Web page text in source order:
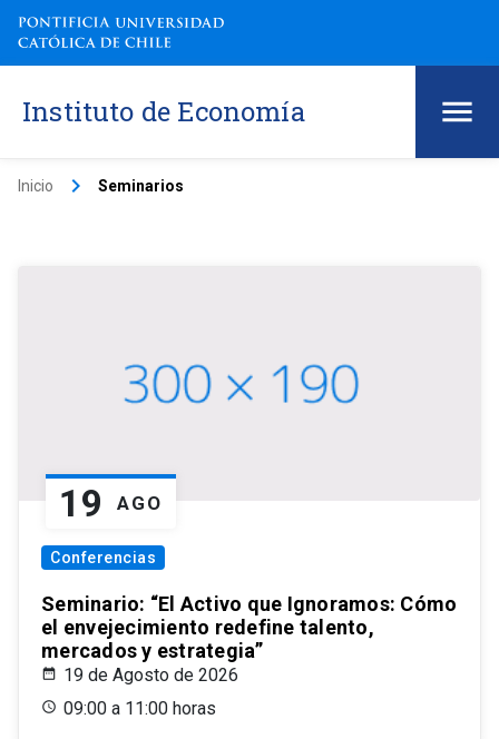
Instituto de Economía
Inicio keyboard_arrow_right Seminarios
19 AGO
Conferencias
Seminario: “El Activo que Ignoramos: Cómo
el envejecimiento redefine talento,
mercados y estrategia”
19 de Agosto de 2026
09:00 a 11:00 horas